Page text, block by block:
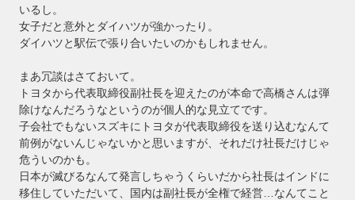
いるし。
女子だと意外とダイハツが強かったり。
ダイハツと駅伝で張り合いたいのかもしれません。
まあ冗談はさておいて。
トヨタから代表取締役副社長を迎えたのが本命で高橋さんは弾
除けなんだろうなというのが個人的な見立てです。
子会社でもないスズキにトヨタが代表取締役を送り込むなんて
前例がないんじゃないかと思いますが、それだけ社長だけじゃ
危ういのかも。
日本が滅びるなんて発言しちゃうくらいだから社長はインドに
移住していただいて、国内は副社長が全権で経営…なんてこと